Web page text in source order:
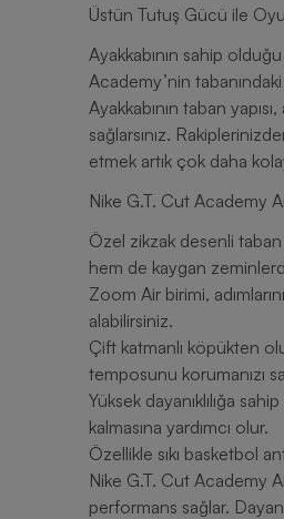
Üstün Tutuş Gücü ile
Ayakkabının sahip
Academy’nin
Ayakkabının taban
sağlarsınız.
etmek artık çok daha
Nike G.T. Cut Academy
Özel zikzak desenli
hem de kaygan
Zoom Air birimi,
alabilirsiniz.
Çift katmanlı köpükten
temposunu korumanızı
Yüksek dayanıklılığa
kalmasına yardımcı olur.
Özellikle sıkı basketbol
Nike G.T. Cut Academy
performans sağlar.